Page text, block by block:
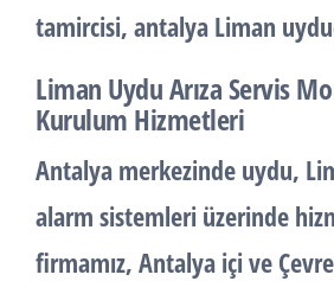
tamircisi, antalya Liman
Liman Uydu Arıza Servis
Kurulum Hizmetleri
Antalya merkezinde uydu,
alarm sistemleri üzerinde
firmamız, Antalya içi ve